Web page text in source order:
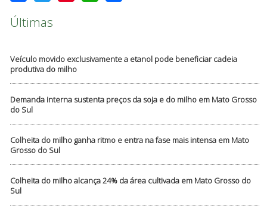
Últimas
Veículo movido exclusivamente a etanol pode beneficiar cadeia
produtiva do milho
Demanda interna sustenta preços da soja e do milho em Mato Grosso
do Sul
Colheita do milho ganha ritmo e entra na fase mais intensa em Mato
Grosso do Sul
Colheita do milho alcança 24% da área cultivada em Mato Grosso do
Sul